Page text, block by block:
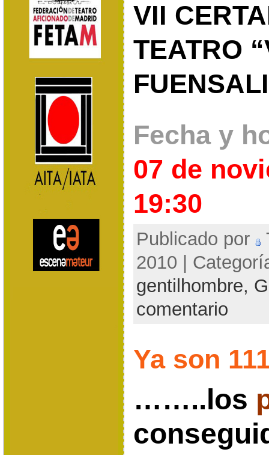
VII
TEATRO
Fecha y
07 de
19:30
Publicado por
2010 |
gentilhombre,
comentario
Ya son
……..los